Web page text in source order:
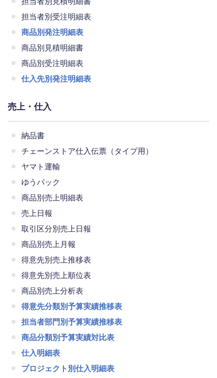
担当者別受注明細表
商品別発注明細表
商品別見積明細書
商品別受注明細表
仕入先別発注明細表
売上・仕入
納品書
チェーンストア仕入伝票（タイプ用）
ヤマト運輸
ゆうパック
商品別売上明細表
売上日報
取引区分別売上日報
商品別売上月報
得意先別売上推移表
得意先別売上順位表
商品別売上分析表
得意先分類別予算実績推移表
担当者部門別予算実績推移表
商品分類別予算実績対比表
仕入明細表
プロジェクト別仕入明細表